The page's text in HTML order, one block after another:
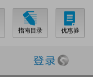
指南目录 优惠券